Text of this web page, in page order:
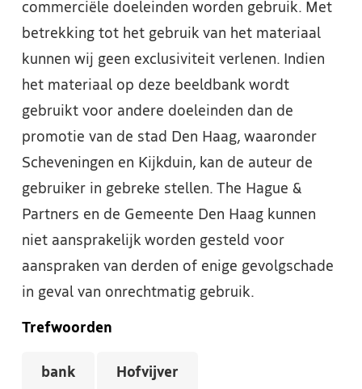
commerciële doeleinden worden gebruik. Met
betrekking tot het gebruik van het materiaal
kunnen wij geen exclusiviteit verlenen. Indien
het materiaal op deze beeldbank wordt
gebruikt voor andere doeleinden dan de
promotie van de stad Den Haag, waaronder
Scheveningen en Kijkduin, kan de auteur de
gebruiker in gebreke stellen. The Hague &
Partners en de Gemeente Den Haag kunnen
niet aansprakelijk worden gesteld voor
aanspraken van derden of enige gevolgschade
in geval van onrechtmatig gebruik.
Trefwoorden
bank Hofvijver